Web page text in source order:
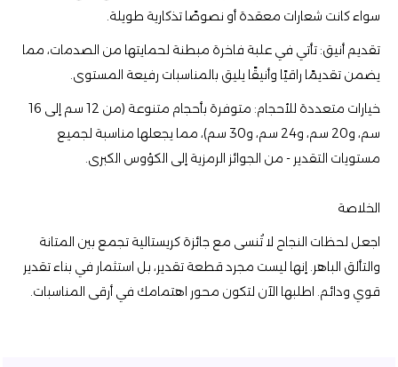
سواء كانت شعارات معقدة أو نصوصًا تذكارية طويلة.
تقديم أنيق: تأتي في علبة فاخرة مبطنة لحمايتها من الصدمات، مما
يضمن تقديمًا راقيًا وأنيقًا يليق بالمناسبات رفيعة المستوى.
خيارات متعددة للأحجام: متوفرة بأحجام متنوعة (من 12 سم إلى 16
سم، و20 سم، و24 سم، و30 سم)، مما يجعلها مناسبة لجميع
مستويات التقدير - من الجوائز الرمزية إلى الكؤوس الكبرى.
الخلاصة
اجعل لحظات النجاح لا تُنسى مع جائزة كريستالية تجمع بين المتانة
والتألق الباهر. إنها ليست مجرد قطعة تقدير، بل استثمار في بناء تقدير
قوي ودائم. اطلبها الآن لتكون محور اهتمامك في أرقى المناسبات.